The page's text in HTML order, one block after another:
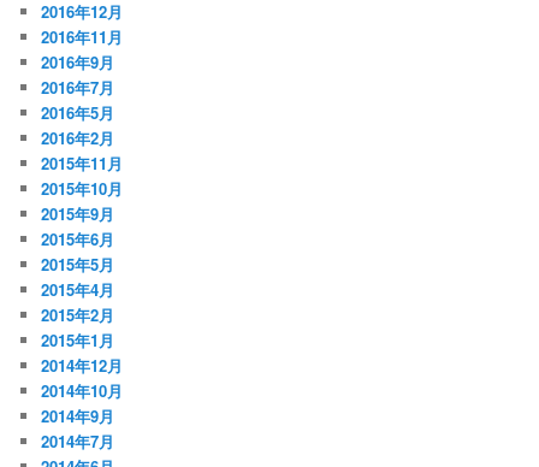
2016年12月
2016年11月
2016年9月
2016年7月
2016年5月
2016年2月
2015年11月
2015年10月
2015年9月
2015年6月
2015年5月
2015年4月
2015年2月
2015年1月
2014年12月
2014年10月
2014年9月
2014年7月